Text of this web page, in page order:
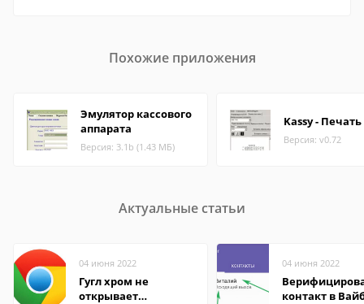
Похожие приложения
Эмулятор кассового
аппарата
Версия: 3.1b (1.43 МБ)
Kassy -
Версия: v0.72
Актуальные статьи
04 июня 2022
Гугл хром не
открывает
04 июня 2022
контакт в